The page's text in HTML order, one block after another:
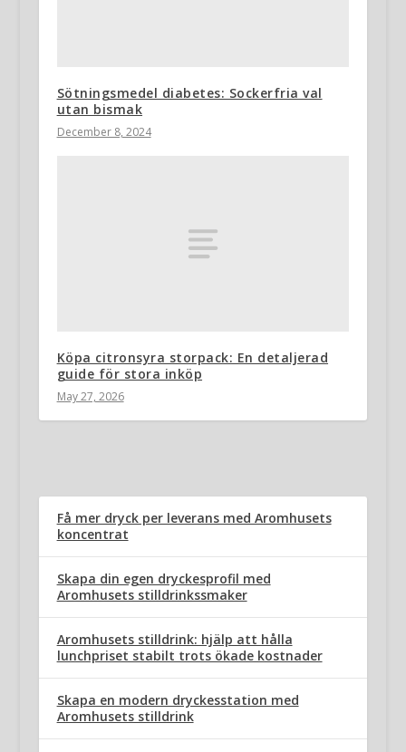
Sötningsmedel diabetes: Sockerfria val
utan bismak
December 8, 2024
Köpa citronsyra storpack: En detaljerad
guide för stora inköp
May 27, 2026
Få mer dryck per leverans med Aromhusets
koncentrat
Skapa din egen dryckesprofil med
Aromhusets stilldrinkssmaker
Aromhusets stilldrink: hjälp att hålla
lunchpriset stabilt trots ökade kostnader
Skapa en modern dryckesstation med
Aromhusets stilldrink